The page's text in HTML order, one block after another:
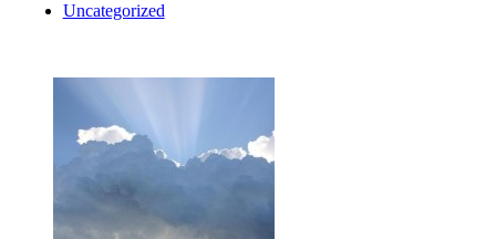
Uncategorized